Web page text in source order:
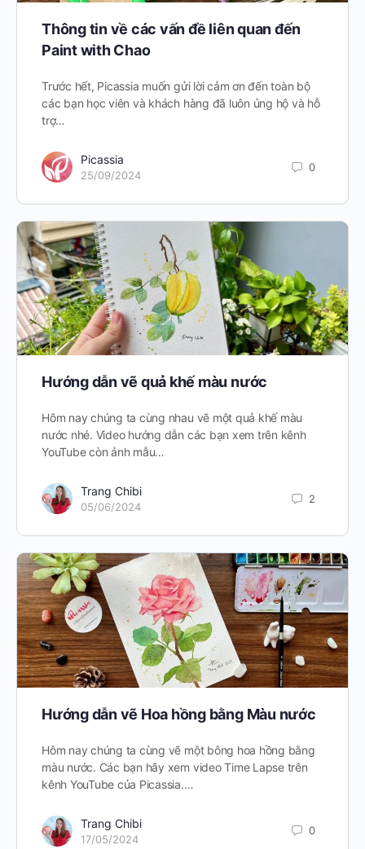
Thông tin về các vấn đề liên quan đến
Paint with Chao
Trước hết, Picassia muốn gửi lời cảm ơn đến toàn bộ
các bạn học viên và khách hàng đã luôn ủng hộ và hỗ
trợ…
Picassia
25/09/2024
0
Hướng dẫn vẽ quả khế màu nước
Hôm nay chúng ta cùng nhau vẽ một quả khế màu
nước nhé. Video hướng dẫn các bạn xem trên kênh
YouTube còn ảnh mẫu…
Trang Chibi
05/06/2024
2
Hướng dẫn vẽ Hoa hồng bằng Màu nước
Hôm nay chúng ta cùng vẽ một bông hoa hồng bằng
màu nước. Các bạn hãy xem video Time Lapse trên
kênh YouTube của Picassia.…
Trang Chibi
17/05/2024
0